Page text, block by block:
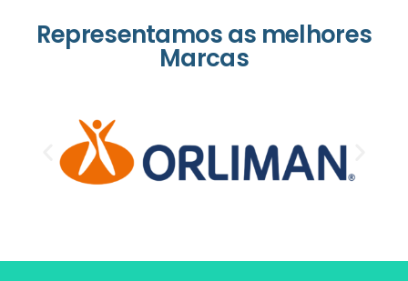
Representamos as melhores
Marcas